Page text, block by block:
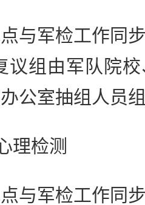
军检工作同步
议组由军队院
公室抽组人员
检测
军检工作同步